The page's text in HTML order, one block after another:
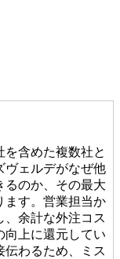
を含めた複数社と
ヴェルデがなぜ他
るのか、その最大
ます。営業担当か
、余計な外注コス
向上に還元してい
伝わるため、ミス